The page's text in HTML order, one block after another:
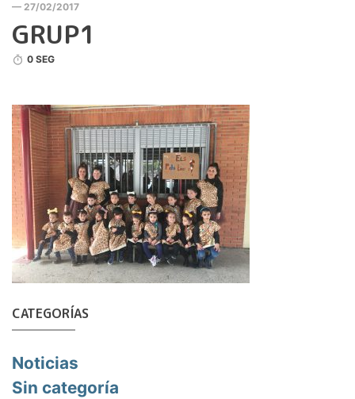
— 27/02/2017
GRUP1
0 SEG
CATEGORÍAS
Noticias
Sin categoría